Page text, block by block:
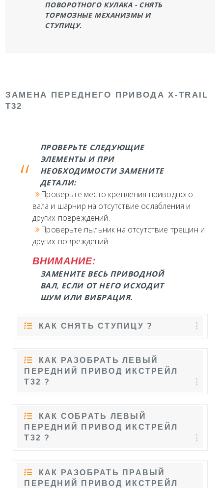
ПОВОРОТНОГО КУЛАКА - СНЯТЬ
ТОРМОЗНЫЕ МЕХАНИЗМЫ И
СТУПИЦУ.
ЗАМЕНА ПЕРЕДНЕГО ПРИВОДА X-TRAIL
T32
ПРОВЕРЬТЕ СЛЕДУЮЩИЕ
ЭЛЕМЕНТЫ И ПРИ
НЕОБХОДИМОСТИ ЗАМЕНИТЕ
ДЕТАЛИ:
Проверьте место крепления приводного
вала и шарнир на отсутствие ослабления и
других повреждений.
Проверьте пыльник на отсутствие трещин и
других повреждений.
ВНИМАНИЕ:
ЗАМЕНИТЕ ВЕСЬ ПРИВОДНОЙ
ВАЛ, ЕСЛИ ОТ НЕГО ИСХОДИТ
ШУМ ИЛИ ВИБРАЦИЯ.
КАК СНЯТЬ СТУПИЦУ ?
КАК РАЗОБРАТЬ ЛЕВЫЙ
ПЕРЕДНИЙ ПРИВОД ИКСТРЕЙЛ
Т32 ?
КАК СОБРАТЬ ЛЕВЫЙ
ПЕРЕДНИЙ ПРИВОД ИКСТРЕЙЛ
Т32 ?
КАК РАЗОБРАТЬ ПРАВЫЙ
ПЕРЕДНИЙ ПРИВОД ИКСТРЕЙЛ